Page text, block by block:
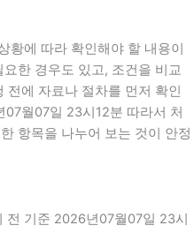
황에 따라 확인해야 할 내용이
한 경우도 있고, 조건을 비교
전에 자료나 절차를 먼저 확인
월07일 23시12분 따라서 처
항목을 나누어 보는 것이 안정
전 기준 2026년07월07일 23시